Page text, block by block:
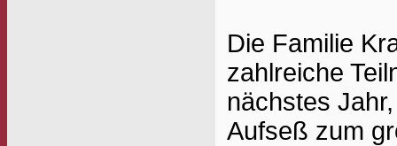
Die Familie
zahlreiche
nächstes
Aufseß zum